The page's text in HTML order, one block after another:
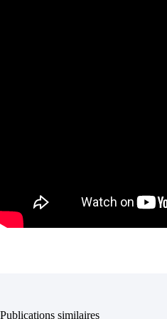
Publications similaires